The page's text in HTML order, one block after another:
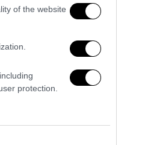
of the website
protection.
στο